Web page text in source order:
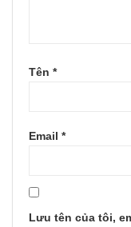
Tên *
Email *
Lưu tên của tôi,